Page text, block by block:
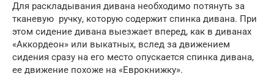
Для раскладывания дивана необходимо потянуть за
тканевую ручку, которую содержит спинка дивана. При
этом сидение дивана выезжает вперед, как в диванах
«Аккордеон» или выкатных, вслед за движением
сидения сразу на его место опускается спинка дивана,
ее движение похоже на «Еврокнижку».